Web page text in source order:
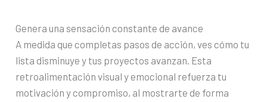
Genera una sensación constante de avance
A medida que completas pasos de acción, ves cómo tu
lista disminuye y tus proyectos avanzan. Esta
retroalimentación visual y emocional refuerza tu
motivación y compromiso, al mostrarte de forma